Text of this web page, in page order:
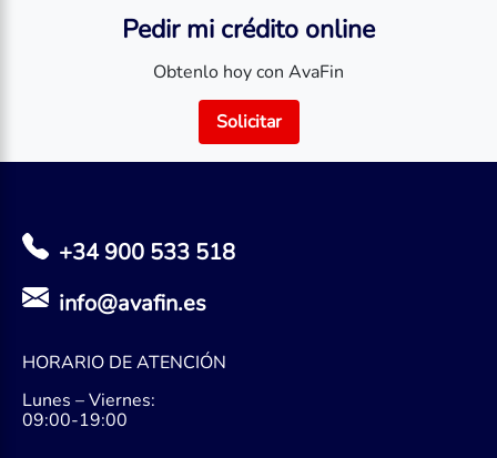
Pedir mi crédito online
Obtenlo hoy con AvaFin
Solicitar
+34 900 533 518
info@avafin.es
HORARIO DE ATENCIÓN
Lunes – Viernes:
09:00-19:00